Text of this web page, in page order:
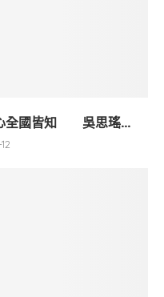
全國皆知 吳思瑤...